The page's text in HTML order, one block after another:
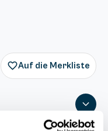
Auf die Merkliste